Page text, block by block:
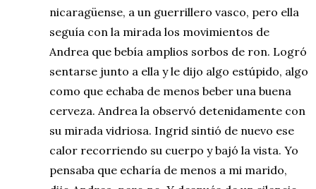
nicaragüense, a un guerrillero vasco, pero ella
seguía con la mirada los movimientos de
Andrea que bebía amplios sorbos de ron. Logró
sentarse junto a ella y le dijo algo estúpido, algo
como que echaba de menos beber una buena
cerveza. Andrea la observó detenidamente con
su mirada vidriosa. Ingrid sintió de nuevo ese
calor recorriendo su cuerpo y bajó la vista. Yo
pensaba que echaría de menos a mi marido,